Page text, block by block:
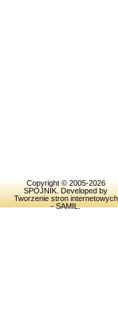
Copyright © 2005-2026
SPOJNIK . Developed by
Tworzenie stron internetowych
- SAMIL.